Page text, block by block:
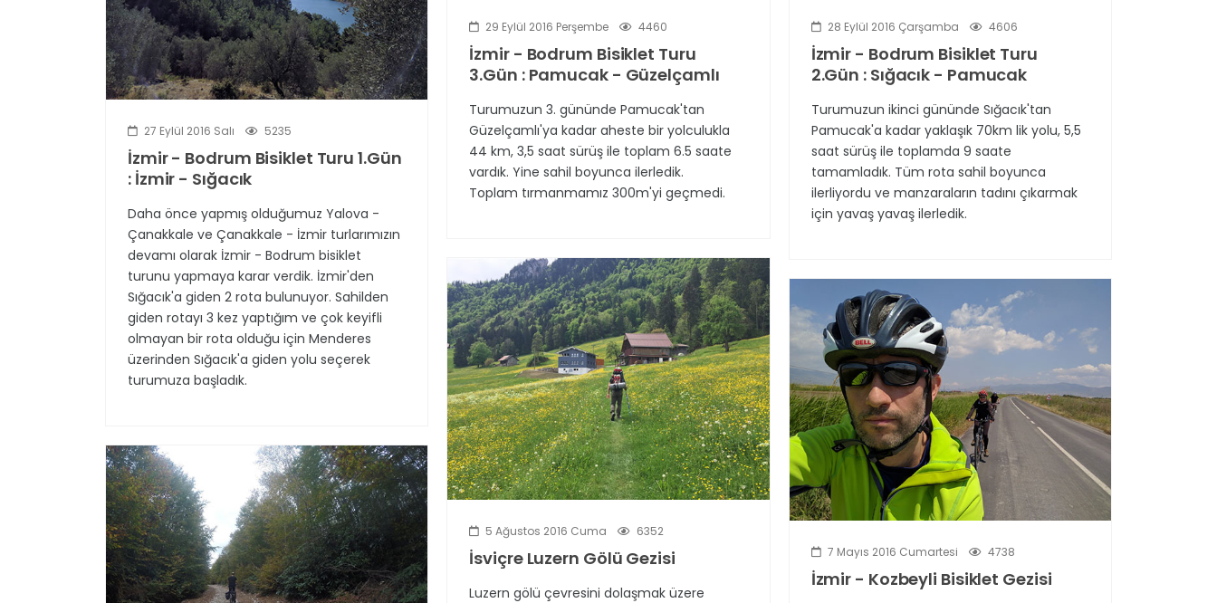
29 Eylül 2016 Perşembe 4460
İzmir - Bodrum Bisiklet Turu
3.Gün : Pamucak - Güzelçamlı
Turumuzun 3. gününde Pamucak'tan
Güzelçamlı'ya kadar aheste bir yolculukla
44 km, 3,5 saat sürüş ile toplam 6.5 saate
vardık. Yine sahil boyunca ilerledik.
Toplam tırmanmamız 300m'yi geçmedi.
28 Eylül 2016 Çarşamba 4606
İzmir - Bodrum Bisiklet Turu
2.Gün : Sığacık - Pamucak
Turumuzun ikinci gününde Sığacık'tan
Pamucak'a kadar yaklaşık 70km lik yolu, 5,5
saat sürüş ile toplamda 9 saate
tamamladık. Tüm rota sahil boyunca
ilerliyordu ve manzaraların tadını çıkarmak
için yavaş yavaş ilerledik.
27 Eylül 2016 Salı 5235
İzmir - Bodrum Bisiklet Turu 1.Gün
: İzmir - Sığacık
Daha önce yapmış olduğumuz Yalova -
Çanakkale ve Çanakkale - İzmir turlarımızın
devamı olarak İzmir - Bodrum bisiklet
turunu yapmaya karar verdik. İzmir'den
Sığacık'a giden 2 rota bulunuyor. Sahilden
giden rotayı 3 kez yaptığım ve çok keyifli
olmayan bir rota olduğu için Menderes
üzerinden Sığacık'a giden yolu seçerek
turumuza başladık.
5 Ağustos 2016 Cuma 6352
İsviçre Luzern Gölü Gezisi
Luzern gölü çevresini dolaşmak üzere
7 Mayıs 2016 Cumartesi 4738
İzmir - Kozbeyli Bisiklet Gezisi